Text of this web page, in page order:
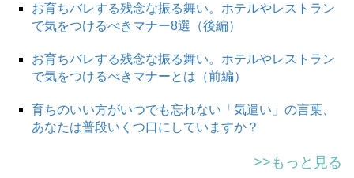
お育ちバレする残念な振る舞い。ホテルやレストラン
で気をつけるべきマナー8選（後編）
お育ちバレする残念な振る舞い。ホテルやレストラン
で気をつけるべきマナーとは（前編）
育ちのいい方がいつでも忘れない「気遣い」の言葉、
あなたは普段いくつ口にしていますか？
>>もっと見る